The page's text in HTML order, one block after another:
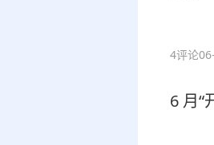
4评论
6 月“